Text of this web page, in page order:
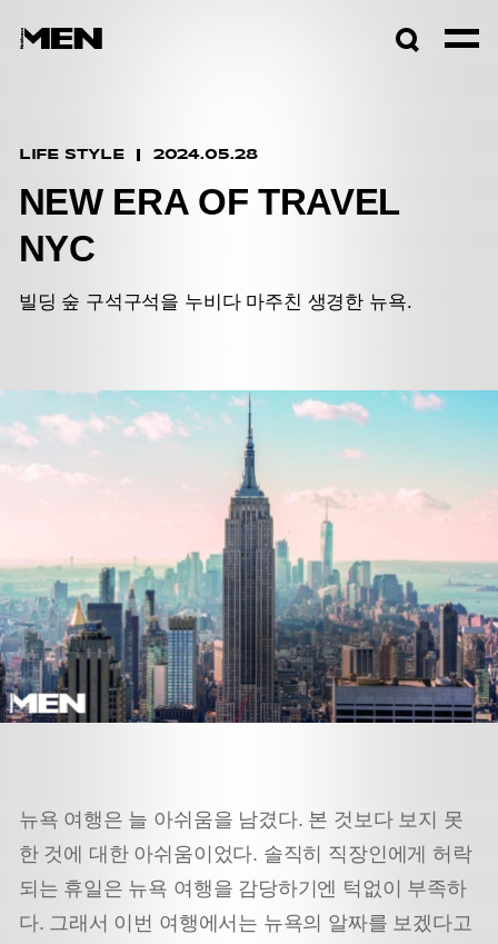
LIFE STYLE 2024.05.28
NEW ERA OF TRAVEL
NYC
빌딩 숲 구석구석을 누비다 마주친 생경한 뉴욕.
뉴욕 여행은 늘 아쉬움을 남겼다. 본 것보다 보지 못
한 것에 대한 아쉬움이었다. 솔직히 직장인에게 허락
되는 휴일은 뉴욕 여행을 감당하기엔 턱없이 부족하
다. 그래서 이번 여행에서는 뉴욕의 알짜를 보겠다고